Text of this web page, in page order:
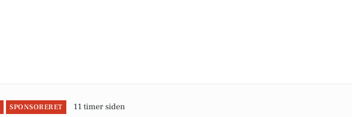
SPONSORERET 11 timer siden